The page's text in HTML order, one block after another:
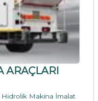
ARAÇLARI
Hidrolik Makina İmalat